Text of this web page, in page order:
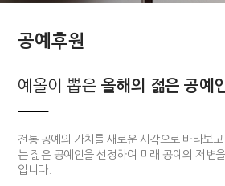
공예후원
부여, 지역문화싹틔우기
부여 지역의 공예를 기반으로 한 지역문화를
의 구심점을 구축하고자 합니다.
예올이 뽑은 올해의 장인
전통적 기법과 기능을 구현할 수 있고 개방적
분을 매년 선정하여 작품개발 및 판매까지 전
입니다.
예올이 뽑은 올해의 젊은 공예
전통 공예의 가치를 새로운 시각으로 바라보
는 젊은 공예인을 선정하여 미래 공예의 저변
부여, 지역문화올해의 장인